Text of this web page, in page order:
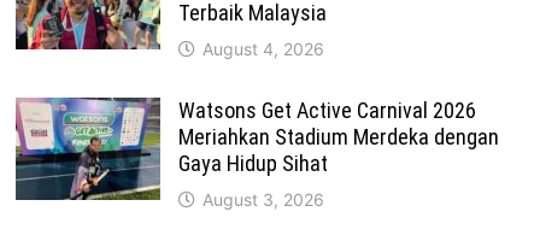
Terbaik Malaysia
August 4, 2026
Watsons Get Active Carnival 2026
Meriahkan Stadium Merdeka dengan
Gaya Hidup Sihat
August 3, 2026